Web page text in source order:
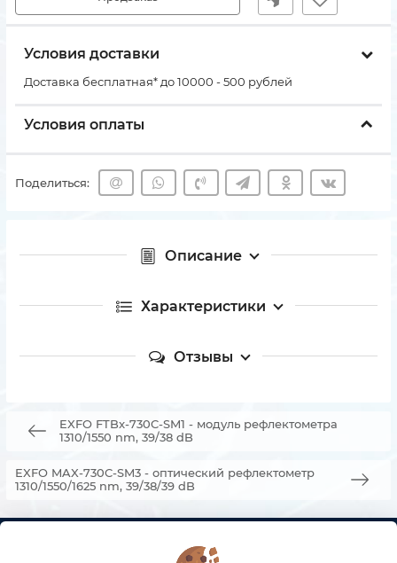
Условия доставки
Доставка бесплатная* до 10000 - 500 рублей
Условия оплаты
Поделиться:
Описание
Характеристики
Отзывы
EXFO FTBx-730C-SM1 - модуль рефлектометра
1310/1550 nm, 39/38 dB
EXFO MAX-730C-SM3 - оптический рефлектометр
1310/1550/1625 nm, 39/38/39 dB